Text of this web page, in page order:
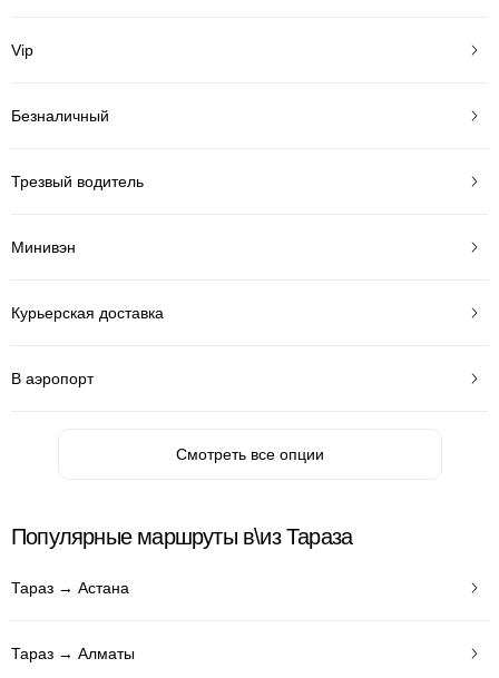
Vip
Безналичный
Трезвый водитель
Минивэн
Курьерская доставка
В аэропорт
Смотреть все опции
Популярные маршруты в\из Тараза
Тараз → Астана
Тараз → Алматы